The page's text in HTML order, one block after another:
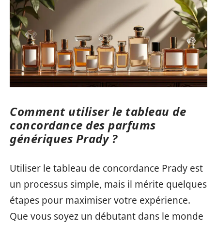
Comment utiliser le tableau de
concordance des parfums
génériques Prady ?
Utiliser le tableau de concordance Prady est
un processus simple, mais il mérite quelques
étapes pour maximiser votre expérience.
Que vous soyez un débutant dans le monde